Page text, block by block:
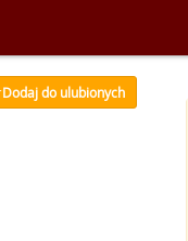
Dodaj do ulubionych